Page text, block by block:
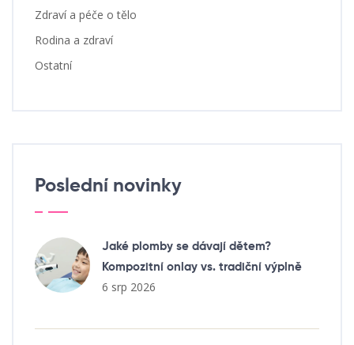
Zdraví a péče o tělo
Rodina a zdraví
Ostatní
Poslední novinky
Jaké plomby se dávají dětem?
Kompozitní onlay vs. tradiční výplně
6 srp 2026